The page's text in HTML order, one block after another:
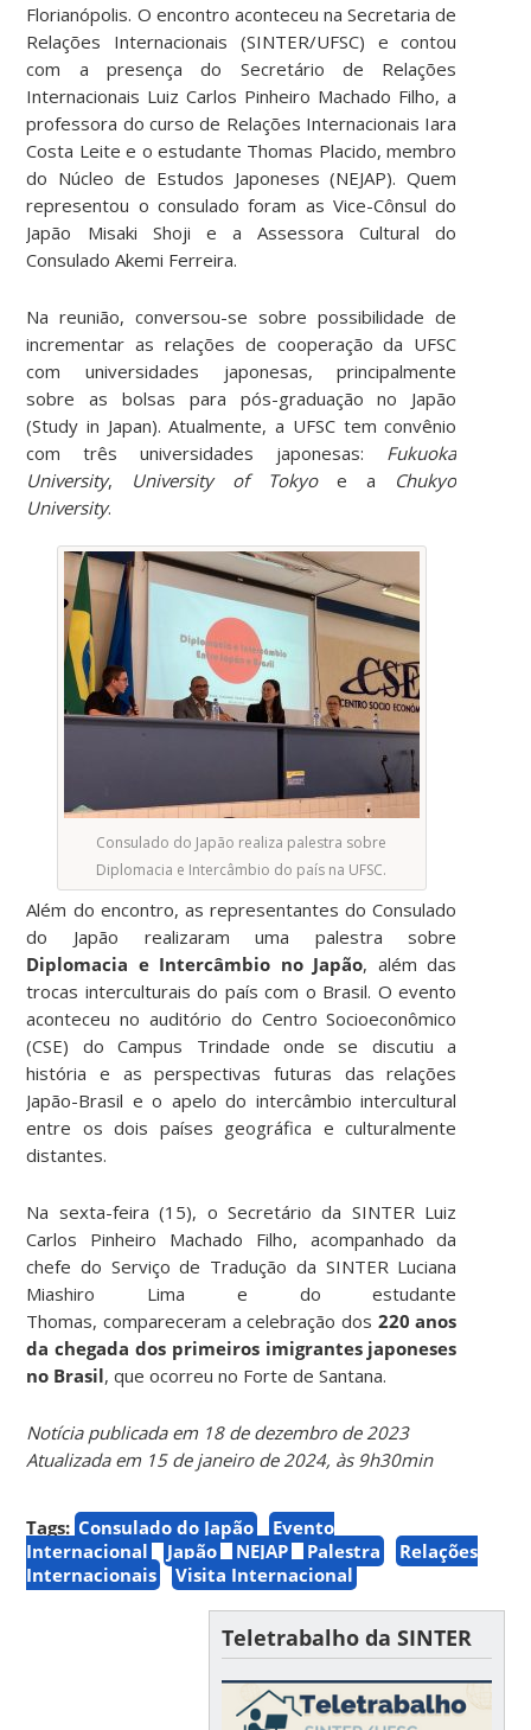
Florianópolis. O encontro aconteceu na Secretaria de
Relações Internacionais (SINTER/UFSC) e contou
com a presença do Secretário de Relações
Internacionais Luiz Carlos Pinheiro Machado Filho, a
professora do curso de Relações Internacionais Iara
Costa Leite e o estudante Thomas Placido, membro
do Núcleo de Estudos Japoneses (NEJAP). Quem
representou o consulado foram as Vice-Cônsul do
Japão Misaki Shoji e a Assessora Cultural do
Consulado Akemi Ferreira.
Na reunião, conversou-se sobre possibilidade de
incrementar as relações de cooperação da UFSC
com universidades japonesas, principalmente
sobre as bolsas para pós-graduação no Japão
(Study in Japan). Atualmente, a UFSC tem convênio
com três universidades japonesas: Fukuoka
University, University of Tokyoe a Chukyo
University.
Consulado do Japão realiza palestra sobre
Diplomacia e Intercâmbio do país na UFSC.
Além do encontro, as representantes do Consulado
do Japão realizaram uma palestra sobre
Diplomacia e Intercâmbio no Japão, além das
trocas interculturais do país com o Brasil. O evento
aconteceu no auditório do Centro Socioeconômico
(CSE) do Campus Trindade onde se discutiu a
história e as perspectivas futuras das relações
Japão-Brasil e o apelo do intercâmbio intercultural
entre os dois países geográfica e culturalmente
distantes.
Na sexta-feira (15), o Secretário da SINTER Luiz
Carlos Pinheiro Machado Filho, acompanhado da
chefe do Serviço de Tradução da SINTER Luciana
Miashiro Lima e do estudante
Thomas, compareceram a celebração dos 220 anos
da chegada dos primeiros imigrantes japoneses
no Brasil, que ocorreu no Forte de Santana.
Notícia publicada em 18 de dezembro de 2023
Atualizada em 15 de janeiro de 2024, às 9h30min
Tags: Consulado do Japão
Evento
Internacional
Japão NEJAP Palestra
Relações
Internacionais
Visita Internacional
Teletrabalho da SINTER